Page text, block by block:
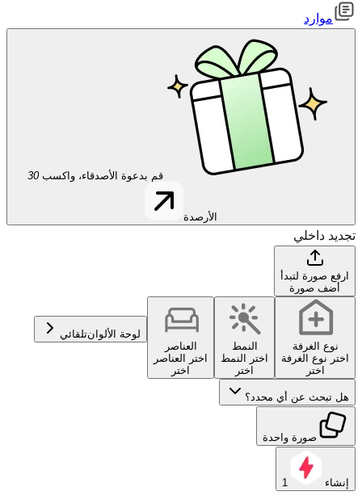
موارد
قم بدعوة الأصدقاء، واكسب 30
الأرصدة
تجديد داخلي
ارفع صورة لتبدأ
أضف صورة
نوع الغرفة
اختر نوع الغرفة
اختر
النمط
اختر النمط
اختر
العناصر
اختر العناصر
اختر
لوحة الألوانتلقائي
هل تبحث عن أي محدد؟
صورة واحدة
إنشاء 1